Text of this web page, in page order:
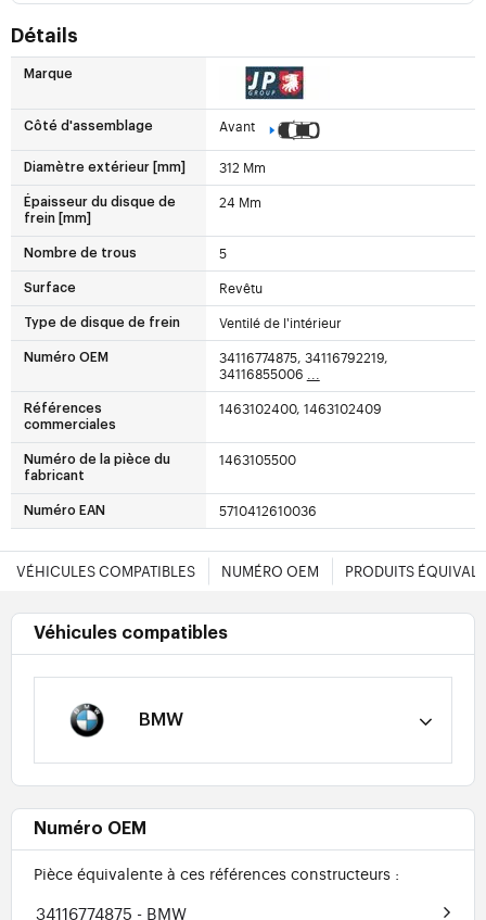
Détails
Marque
Côté d'assemblage Avant
Diamètre extérieur [mm] 312 Mm
Épaisseur du disque de
frein [mm]
24 Mm
Nombre de trous 5
Surface Revêtu
Type de disque de frein Ventilé de l'intérieur
Numéro OEM
34116774875, 34116792219,
34116855006
Références
commerciales
1463102400, 1463102409
Numéro de la pièce du
fabricant
1463105500
Numéro EAN 5710412610036
VÉHICULES COMPATIBLES NUMÉRO OEM PRODUITS
Véhicules compatibles
BMW
Numéro OEM
Pièce équivalente à ces références constructeurs :
34116774875 - BMW